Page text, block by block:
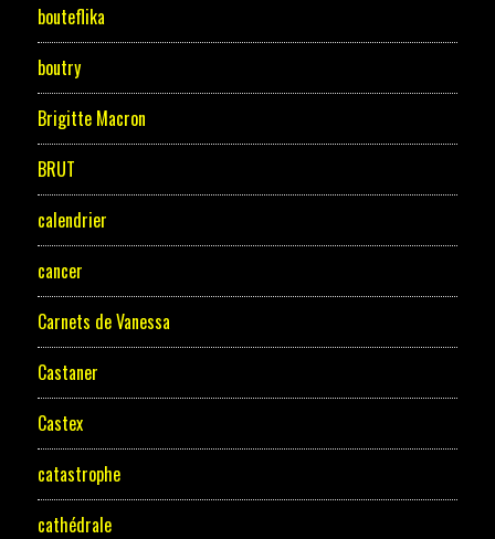
bouteflika
boutry
Brigitte Macron
BRUT
calendrier
cancer
Carnets de Vanessa
Castaner
Castex
catastrophe
cathédrale